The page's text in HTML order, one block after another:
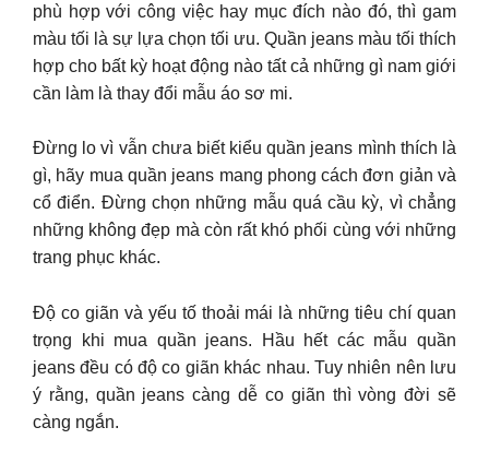
phù hợp với công việc hay mục đích nào đó, thì gam
màu tối là sự lựa chọn tối ưu. Quần jeans màu tối thích
hợp cho bất kỳ hoạt động nào tất cả những gì nam giới
cần làm là thay đổi mẫu áo sơ mi.
Đừng lo vì vẫn chưa biết kiểu quần jeans mình thích là
gì, hãy mua quần jeans mang phong cách đơn giản và
cổ điển. Đừng chọn những mẫu quá cầu kỳ, vì chẳng
những không đẹp mà còn rất khó phối cùng với những
trang phục khác.
Độ co giãn và yếu tố thoải mái là những tiêu chí quan
trọng khi mua quần jeans. Hầu hết các mẫu quần
jeans đều có độ co giãn khác nhau. Tuy nhiên nên lưu
ý rằng, quần jeans càng dễ co giãn thì vòng đời sẽ
càng ngắn.